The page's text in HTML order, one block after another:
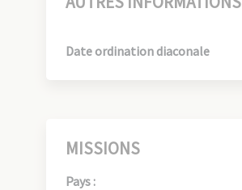
Date ordination diaconale
MISSIONS
Pays :